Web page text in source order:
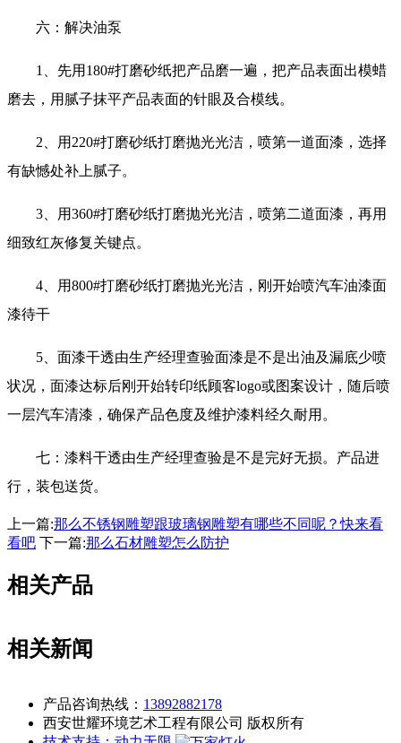
六：解决油泵
1、先用180#打磨砂纸把产品磨一遍，把产品表面出模蜡
磨去，用腻子抹平产品表面的针眼及合模线。
2、用220#打磨砂纸打磨抛光光洁，喷第一道面漆，选择
有缺憾处补上腻子。
3、用360#打磨砂纸打磨抛光光洁，喷第二道面漆，再用
细致红灰修复关键点。
4、用800#打磨砂纸打磨抛光光洁，刚开始喷汽车油漆面
漆待干
5、面漆干透由生产经理查验面漆是不是出油及漏底少喷
状况，面漆达标后刚开始转印纸顾客logo或图案设计，随后喷
一层汽车清漆，确保产品色度及维护漆料经久耐用。
七：漆料干透由生产经理查验是不是完好无损。产品进
行，装包送货。
上一篇:那么不锈钢雕塑跟玻璃钢雕塑有哪些不同呢？快来看
看吧 下一篇:那么石材雕塑怎么防护
相关产品
相关新闻
产品咨询热线： 13892882178
西安世耀环境艺术工程有限公司 版权所有